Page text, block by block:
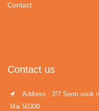
Contact
Contact us
Address : 2/7 Serm sook
Mai 50300